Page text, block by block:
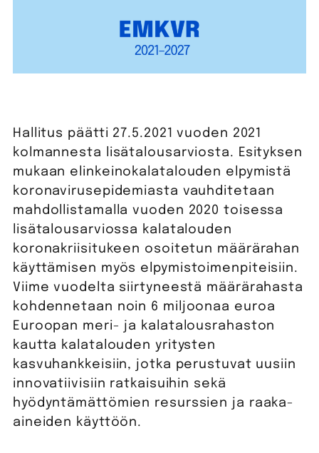
Hallitus päätti 27.5.2021 vuoden 2021
kolmannesta lisätalousarviosta. Esityksen
mukaan elinkeinokalatalouden elpymistä
koronavirusepidemiasta vauhditetaan
mahdollistamalla vuoden 2020 toisessa
lisätalousarviossa kalatalouden
koronakriisitukeen osoitetun määrärahan
käyttämisen myös elpymistoimenpiteisiin.
Viime vuodelta siirtyneestä määrärahasta
kohdennetaan noin 6 miljoonaa euroa
Euroopan meri- ja kalatalousrahaston
kautta kalatalouden yritysten
kasvuhankkeisiin, jotka perustuvat uusiin
innovatiivisiin ratkaisuihin sekä
hyödyntämättömien resurssien ja raaka-
aineiden käyttöön.